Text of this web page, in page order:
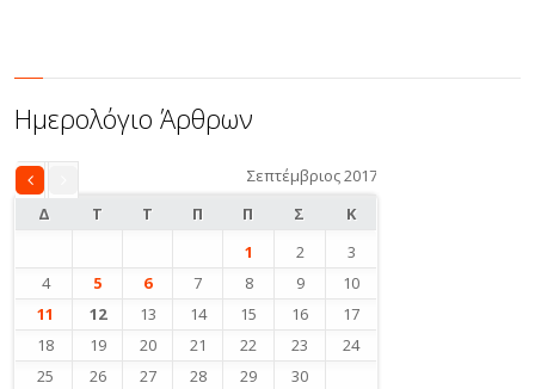
Ημερολόγιο Άρθρων
Σεπτέμβριος 2017
Δ
Τ Τ Π Π Σ Κ
Αυγ
1 2
3
4
5 6 7 8 9
10
11
12 13 14 15 16
17
18
19 20 21 22 23
24
25
26 27 28 29 30